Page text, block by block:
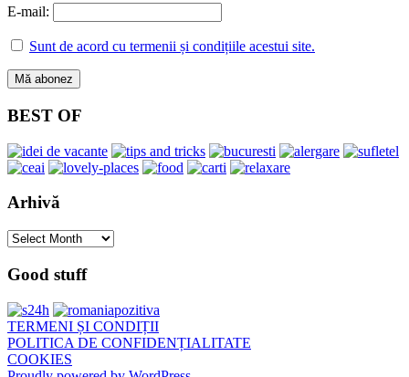
E-mail:
Sunt de acord cu termenii și condițiile acestui site.
BEST OF
Arhivă
Arhivă
Good stuff
TERMENI ȘI CONDIȚII
POLITICA DE CONFIDENȚIALITATE
COOKIES